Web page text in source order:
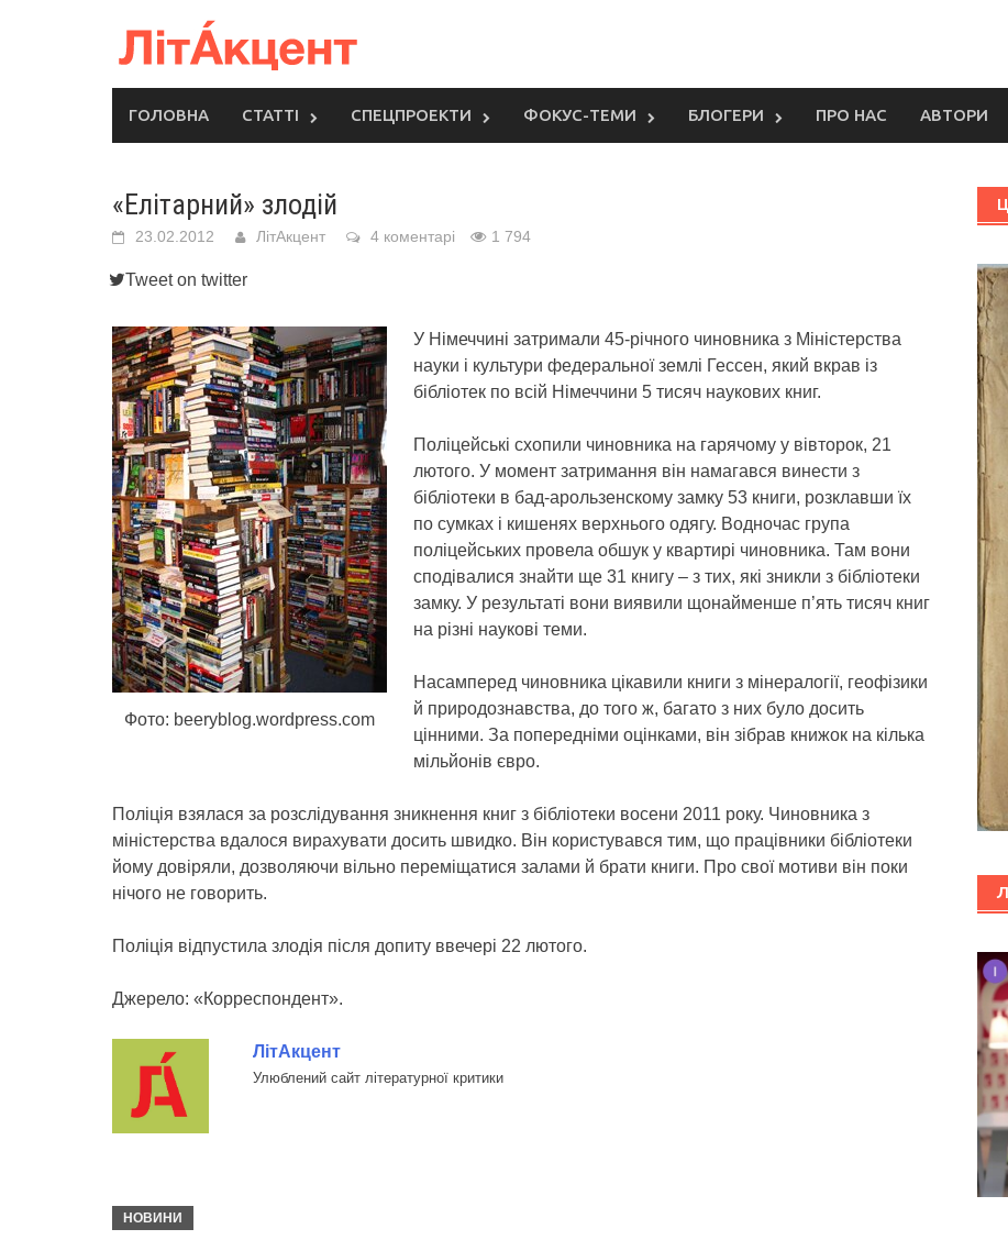
ГОЛОВНА СТАТТІ СПЕЦПРОЕКТИ ФОКУС-ТЕМИ БЛОГЕРИ ПРО НАС АВТОРИ
«Елітарний» злодій
23.02.2012 ЛітАкцент 4 коментарі 1 794
Tweet on twitter
Фото: beeryblog.wordpress.com
У Німеччині затримали 45-річного чиновника з Міністерства
науки і культури федеральної землі Гессен, який вкрав із
бібліотек по всій Німеччини 5 тисяч наукових книг.
Поліцейські схопили чиновника на гарячому у вівторок, 21
лютого. У момент затримання він намагався винести з
бібліотеки в бад-арользенскому замку 53 книги, розклавши їх
по сумках і кишенях верхнього одягу. Водночас група
поліцейських провела обшук у квартирі чиновника. Там вони
сподівалися знайти ще 31 книгу – з тих, які зникли з бібліотеки
замку. У результаті вони виявили щонайменше п’ять тисяч книг
на різні наукові теми.
Насамперед чиновника цікавили книги з мінералогії, геофізики
й природознавства, до того ж, багато з них було досить
цінними. За попередніми оцінками, він зібрав книжок на кілька
мільйонів євро.
Поліція взялася за розслідування зникнення книг з бібліотеки восени 2011 року. Чиновника з
міністерства вдалося вирахувати досить швидко. Він користувався тим, що працівники бібліотеки
йому довіряли, дозволяючи вільно переміщатися залами й брати книги. Про свої мотиви він поки
нічого не говорить.
Поліція відпустила злодія після допиту ввечері 22 лютого.
Джерело: «Корреспондент».
ЛітАкцент
Улюблений сайт літературної критики
НОВИНИ